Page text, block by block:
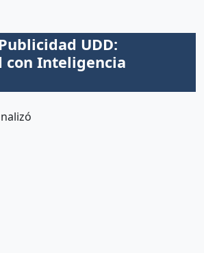
UDD:
con Inteligencia